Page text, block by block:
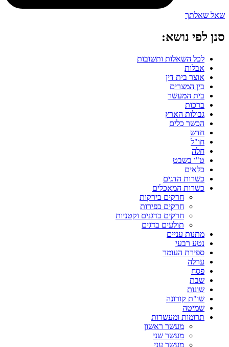
שאל שאלתך
סנן לפי נושא:
לכל השאלות ותשובות
אבלות
אוצר בית דין
בין המצרים
בית המעשר
ברכות
גבולות הארץ
הכשר כלים
חדש
חו"ל
חלה
ט"ו בשבט
כלאים
כשרות הדגים
כשרות המאכלים
חרקים בירקות
חרקים בפירות
חרקים בדגנים וקטניות
תולעים בדגים
מתנות עניים
נטע רבעי
ספירת העומר
ערלה
פסח
שבת
שונות
שו"ת קורונה
שמיטה
תרומות ומעשרות
מעשר ראשון
מעשר שני
מעשר עני